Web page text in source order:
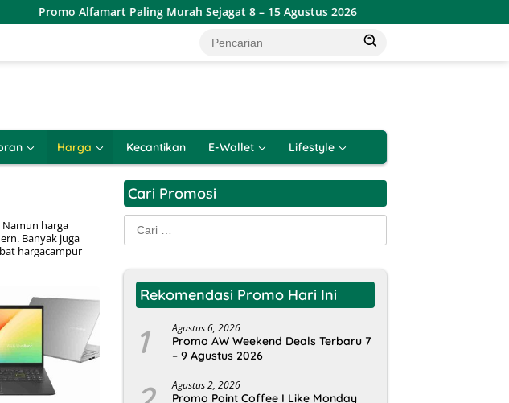
Promo Alfamart Paling Murah Sejagat 8 – 15 Agustus 2026
Harga Kecantikan E-Wallet Lifestyle
Namun harga
Banyak juga
hargacampur
Cari Promosi
Cari
untuk:
Rekomendasi Promo Hari Ini
1 Agustus 6, 2026
Promo AW Weekend Deals Terbaru 7
– 9 Agustus 2026
Agustus 2, 2026
Promo Point Coffee I Like Monday